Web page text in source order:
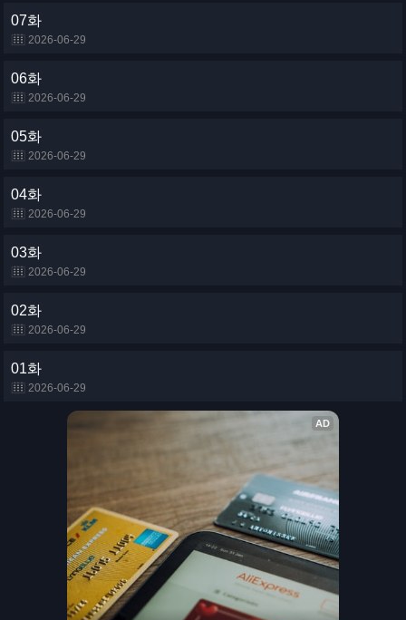
07화
2026-06-29
06화
2026-06-29
05화
2026-06-29
04화
2026-06-29
03화
2026-06-29
02화
2026-06-29
01화
2026-06-29